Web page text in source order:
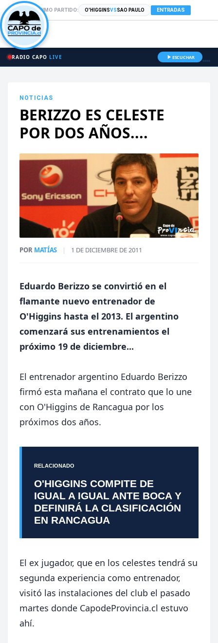
PRÓXIMO PARTIDO: O'HIGGINSVSSAO PAULO ENTRADAS
RADIO CAPO LIVE ESCUCHAR
NOTICIAS
BERIZZO ES CELESTE
POR DOS AÑOS....
POR MATÍAS | 1 DE DICIEMBRE DE 2011
Eduardo Berizzo se convirtió en el
flamante nuevo entrenador de
O'Higgins hasta el 2013. El argentino
comenzará sus entrenamientos el
próximo 19 de diciembre...
El entrenador argentino Eduardo Berizzo
firmó esta mañana el contrato que lo une
con O'Higgins de Rancagua por los
próximos dos años.
RELACIONADO
O'HIGGINS COMPITE DE
IGUAL A IGUAL ANTE BOCA Y
DEFINIRÁ LA CLASIFICACIÓN
EN RANCAGUA
El ex jugador, que en los celestes tendrá su
segunda experiencia como entrenador,
visitó las instalaciones del club el pasado
martes donde CapodeProvincia.cl estuvo
ahí.